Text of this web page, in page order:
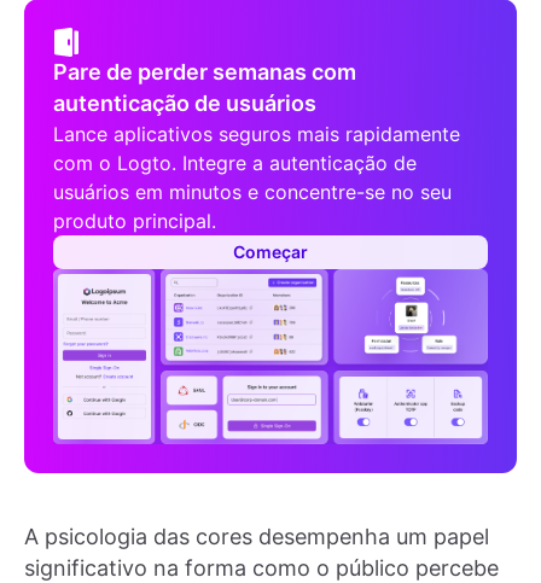
Pare de perder semanas com
autenticação de usuários
Lance aplicativos seguros mais rapidamente
com o Logto. Integre a autenticação de
usuários em minutos e concentre-se no seu
produto principal.
Começar
A psicologia das cores desempenha um papel
significativo na forma como o público percebe